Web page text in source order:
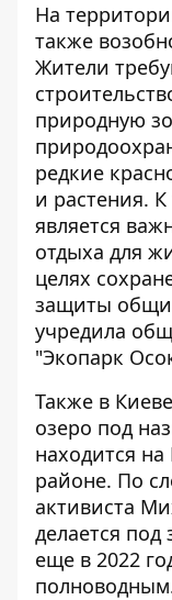
На
также
Жители
природную
редкие
и растения.
является
отдыха для
целях
защиты
учредила
"Экопарк
Также в
озеро под
находится
районе. По
активиста
делается под
еще в 2022